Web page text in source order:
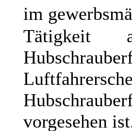
im
Tätigkeit
vorgesehen